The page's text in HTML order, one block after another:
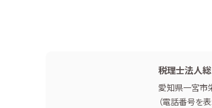
税理士法人
愛知県一宮市
（電話番号を